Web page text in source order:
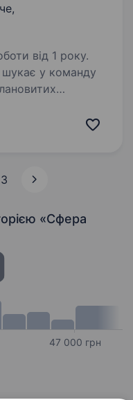
від 1 року.
у команду
гостям,
«Сфера
47 000 грн